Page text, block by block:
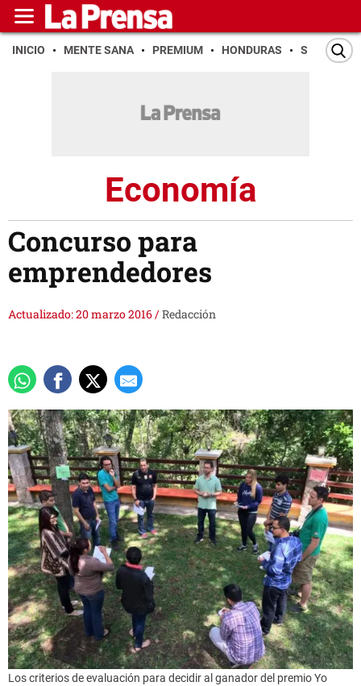
INICIO MENTE SANA PREMIUM HONDURAS SAN PEDRO
Economía
Concurso para
emprendedores
Actualizado: 20 marzo 2016/Redacción
Los criterios de evaluación para decidir al ganador del premio Yo